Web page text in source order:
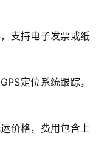
支持电子发票或纸
定位系统跟踪，
价格，费用包含上